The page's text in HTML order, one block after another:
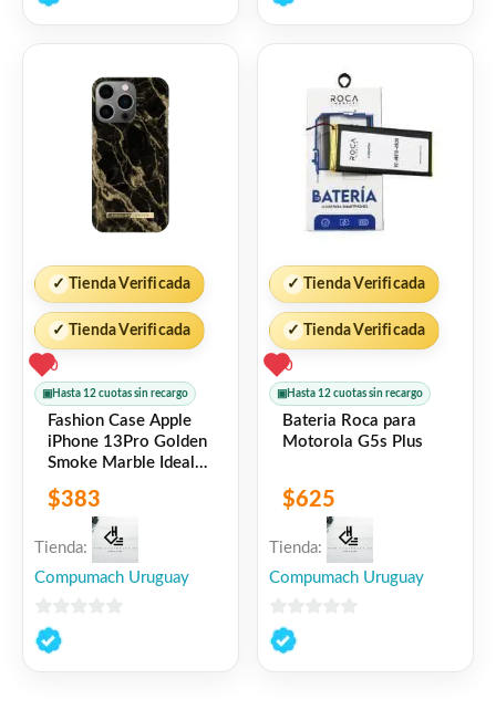
de
de
✓ Tienda Verificada
✓ Tienda Verificada
0
▣ Hasta 12 cuotas sin recargo
Fashion Case Apple
iPhone 13Pro Golden
Smoke Marble Ideal
of Sweden
$383
Tienda:
Compumach Uruguay
0
de
✓ Tienda Verificada
✓ Tienda Verificada
0
▣ Hasta 12 cuotas sin recargo
Bateria Roca para
Motorola G5s Plus
$625
Tienda:
Compumach Uruguay
0
de